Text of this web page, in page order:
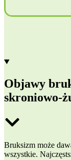
Objawy
skroniowo-
Bruksizm może
wszystkie.